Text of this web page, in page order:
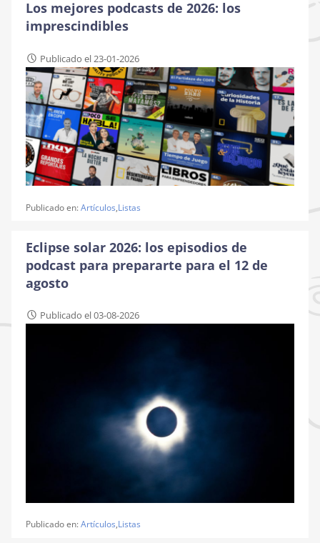
Los mejores podcasts de 2026: los
imprescindibles
Publicado el 23-01-2026
Publicado en:Artículos,Listas
Eclipse solar 2026: los episodios de
podcast para prepararte para el 12 de
agosto
Publicado el 03-08-2026
Publicado en:Artículos,Listas